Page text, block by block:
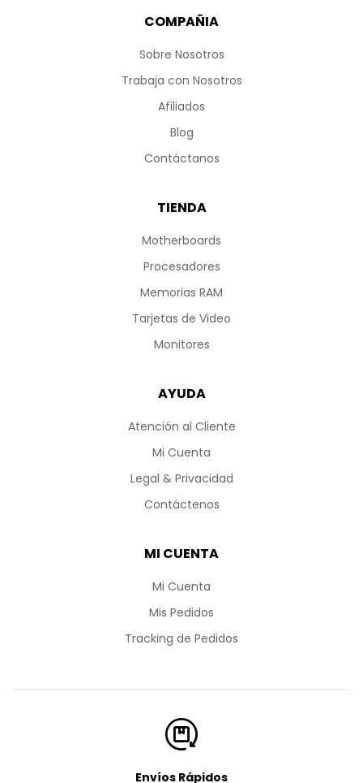
COMPAÑIA
Sobre Nosotros
Trabaja con Nosotros
Afiliados
Blog
Contáctanos
TIENDA
Motherboards
Procesadores
Memorias RAM
Tarjetas de Video
Monitores
AYUDA
Atención al Cliente
Mi Cuenta
Legal & Privacidad
Contáctenos
MI CUENTA
Mi Cuenta
Mis Pedidos
Tracking de Pedidos
Envíos Rápidos